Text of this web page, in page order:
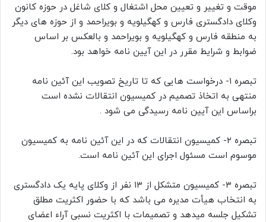
موقت و تغییر و تعیین محل اشتغال و کلای شاغل در حوزه کانون
وکلای دادگستری فارس و کهگیلویه و بویراحمد و از حوزه های دیگر
به منطقه فارس و کهگیلویه و بویراحمد و بالعکس بر اساس
ضوابط و شرایط مقرر در این آیین نامه خواهد بود.
تبصره ۱- درخواست هایی که تا تاریخ تصویب این آئین نامه
منتهی به اتخاذ تصمیم در کمیسیون انتقالات نشده است
براساس این آیین نامه رسیدگی می شود .
تبصره ۲- کمیسیون انتقالات که در این آئین نامه به کمیسیون
موسوم است مسئول اجرای این آئین نامه است.
تبصره ۳- کمیسیون متشکل از ۱۳ نفر از وکلای پایه یک دادگستری
به انتخاب هیأت مدیره می باشد که با حضور اکثریت مطلق
تشکیل جلسه میدهد و تصمیمات با اکثریت نسبی آراء اعضای